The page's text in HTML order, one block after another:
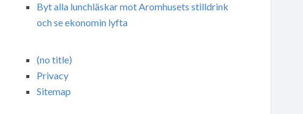
Byt alla lunchläskar mot Aromhusets stilldrink
och se ekonomin lyfta
(no title)
Privacy
Sitemap